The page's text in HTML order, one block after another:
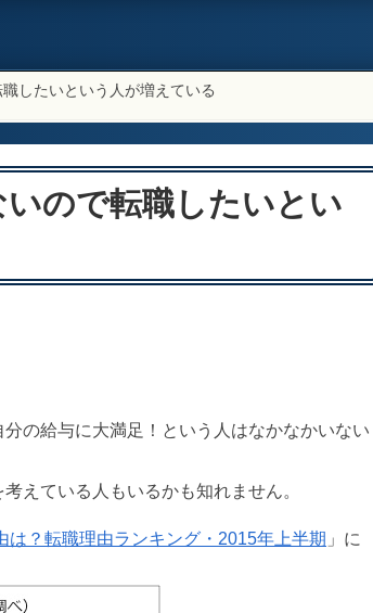
したいという人が増えている
ので転職したいとい
の給与に大満足！という人はなかなかいない
えている人もいるかも知れません。
は？転職理由ランキング・2015年上半期 」に